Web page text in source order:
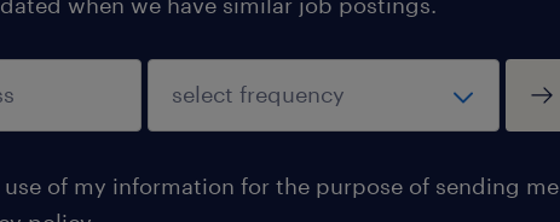
of my information for the purpose of sending me